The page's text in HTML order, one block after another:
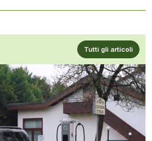
Tutti gli articoli